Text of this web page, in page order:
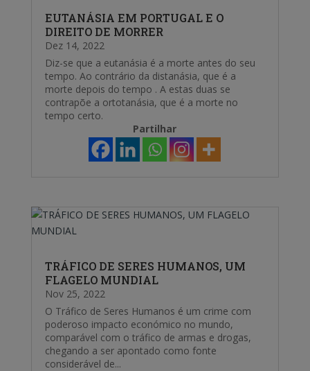
EUTANÁSIA EM PORTUGAL E O
DIREITO DE MORRER
Dez 14, 2022
Diz-se que a eutanásia é a morte antes do seu
tempo. Ao contrário da distanásia, que é a
morte depois do tempo . A estas duas se
contrapõe a ortotanásia, que é a morte no
tempo certo.
Partilhar
TRÁFICO DE SERES HUMANOS, UM
FLAGELO MUNDIAL
Nov 25, 2022
O Tráfico de Seres Humanos é um crime com
poderoso impacto económico no mundo,
comparável com o tráfico de armas e drogas,
chegando a ser apontado como fonte
considerável de...